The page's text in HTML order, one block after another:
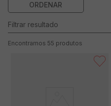
55 produtos